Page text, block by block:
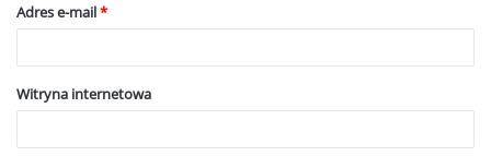
Adres e-mail*
Witryna internetowa